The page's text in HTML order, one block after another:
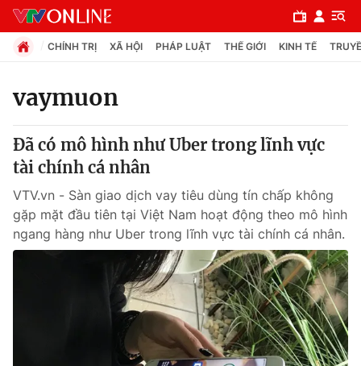
Chuyên mục
Chính trị
Xã hội
Pháp luật
CHÍNH TRỊ XÃ HỘI PHÁP LUẬT THẾ GIỚI KINH TẾ
vaymuon
Đã có mô hình như Uber trong lĩnh vực
tài chính cá nhân
VTV.vn - Sàn giao dịch vay tiêu dùng tín chấp không
gặp mặt đầu tiên tại Việt Nam hoạt động theo mô hình
ngang hàng như Uber trong lĩnh vực tài chính cá nhân.